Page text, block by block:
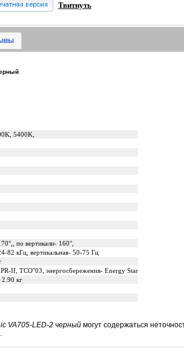
Твитнуть
5400K,
по вертикали- 160°,
82 кГц, вертикальная- 50-75 Гц
II, TCO''03, энергосбережения- Energy Star
кг
VA705-LED-2 черный могут содержаться